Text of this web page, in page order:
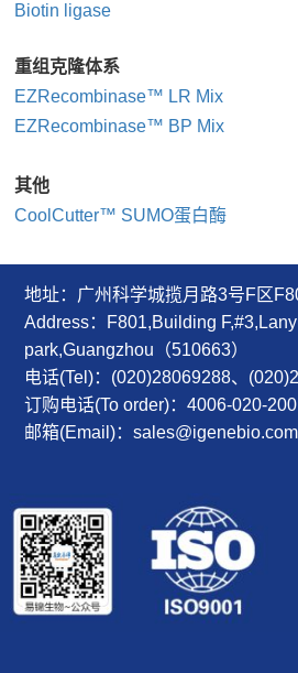
Biotin ligase
重组克隆体系
EZRecombinase™ LR Mix
EZRecombinase™ BP Mix
其他
CoolCutter™ SUMO蛋白酶
地址：广州科学城揽月路3号F区
Address：F801,Building
park,Guangzhou（510663）
电话(Tel)：(020)28069288、
订购电话(To order)：4006-020-200
邮箱(Email)：sales@igenebio.com